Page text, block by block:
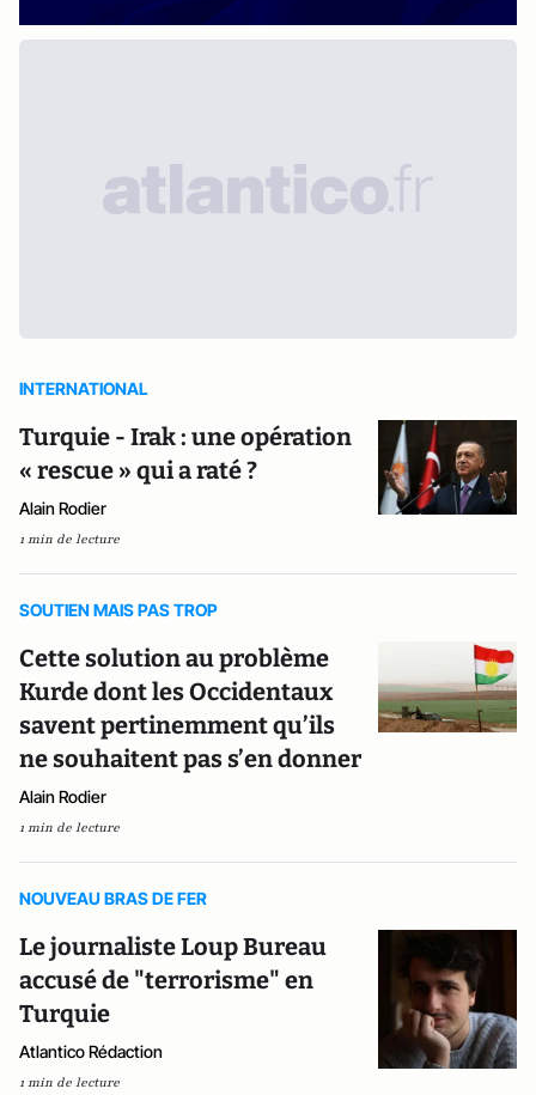
INTERNATIONAL
Turquie - Irak : une opération
« rescue » qui a raté ?
Alain Rodier
1 min de lecture
SOUTIEN MAIS PAS TROP
Cette solution au problème
Kurde dont les Occidentaux
savent pertinemment qu’ils
ne souhaitent pas s’en donner
Alain Rodier
1 min de lecture
NOUVEAU BRAS DE FER
Le journaliste Loup Bureau
accusé de "terrorisme" en
Turquie
Atlantico Rédaction
1 min de lecture